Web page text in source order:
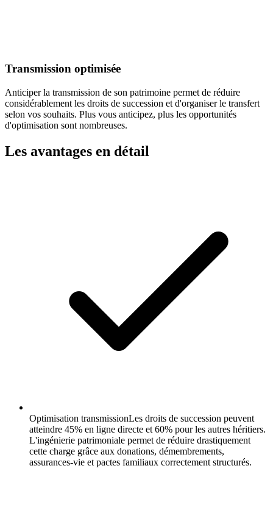
Transmission optimisée
Anticiper la transmission de son patrimoine permet de réduire
considérablement les droits de succession et d'organiser le transfert
selon vos souhaits. Plus vous anticipez, plus les opportunités
d'optimisation sont nombreuses.
Les avantages en détail
Optimisation transmissionLes droits de succession peuvent
atteindre 45% en ligne directe et 60% pour les autres héritiers.
L'ingénierie patrimoniale permet de réduire drastiquement
cette charge grâce aux donations, démembrements,
assurances-vie et pactes familiaux correctement structurés.